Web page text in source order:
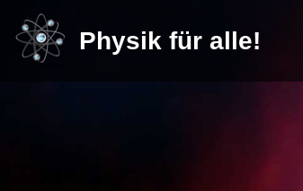
Physik für alle!